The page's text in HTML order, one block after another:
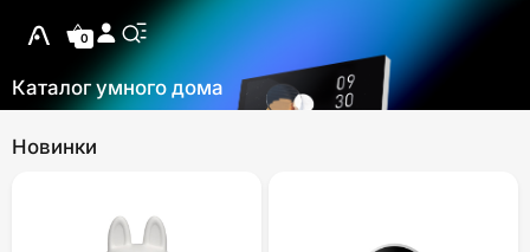
0
Каталог умного дома
Новинки